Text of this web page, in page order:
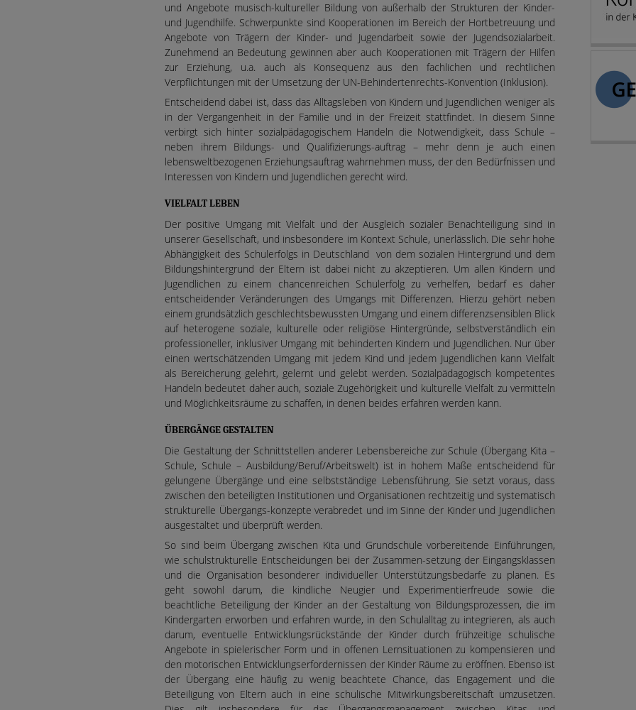
und Angebote musisch-kultureller Bildung von außerhalb der Strukturen der Kinder-
und Jugendhilfe. Schwerpunkte sind Kooperationen im Bereich der Hortbetreuung und
Angebote von Trägern der Kinder- und Jugendarbeit sowie der Jugendsozialarbeit.
Zunehmend an Bedeutung gewinnen aber auch Kooperationen mit Trägern der Hilfen
zur Erziehung, u.a. auch als Konsequenz aus den fachlichen und rechtlichen
Verpflichtungen mit der Umsetzung der UN-Behindertenrechts-Konvention (Inklusion).
Entscheidend dabei ist, dass das Alltagsleben von Kindern und Jugendlichen weniger als
in der Vergangenheit in der Familie und in der Freizeit stattfindet. In diesem Sinne
verbirgt sich hinter sozialpädagogischem Handeln die Notwendigkeit, dass Schule –
neben ihrem Bildungs- und Qualifizierungs-auftrag – mehr denn je auch einen
lebensweltbezogenen Erziehungsauftrag wahrnehmen muss, der den Bedürfnissen und
Interessen von Kindern und Jugendlichen gerecht wird.
VIELFALT LEBEN
Der positive Umgang mit Vielfalt und der Ausgleich sozialer Benachteiligung sind in
unserer Gesellschaft, und insbesondere im Kontext Schule, unerlässlich. Die sehr hohe
Abhängigkeit des Schulerfolgs in Deutschland von dem sozialen Hintergrund und dem
Bildungshintergrund der Eltern ist dabei nicht zu akzeptieren. Um allen Kindern und
Jugendlichen zu einem chancenreichen Schulerfolg zu verhelfen, bedarf es daher
entscheidender Veränderungen des Umgangs mit Differenzen. Hierzu gehört neben
einem grundsätzlich geschlechtsbewussten Umgang und einem differenzsensiblen Blick
auf heterogene soziale, kulturelle oder religiöse Hintergründe, selbstverständlich ein
professioneller, inklusiver Umgang mit behinderten Kindern und Jugendlichen. Nur über
einen wertschätzenden Umgang mit jedem Kind und jedem Jugendlichen kann Vielfalt
als Bereicherung gelehrt, gelernt und gelebt werden. Sozialpädagogisch kompetentes
Handeln bedeutet daher auch, soziale Zugehörigkeit und kulturelle Vielfalt zu vermitteln
und Möglichkeitsräume zu schaffen, in denen beides erfahren werden kann.
ÜBERGÄNGE GESTALTEN
Die Gestaltung der Schnittstellen anderer Lebensbereiche zur Schule (Übergang Kita –
Schule, Schule – Ausbildung/Beruf/Arbeitswelt) ist in hohem Maße entscheidend für
gelungene Übergänge und eine selbstständige Lebensführung. Sie setzt voraus, dass
zwischen den beteiligten Institutionen und Organisationen rechtzeitig und systematisch
strukturelle Übergangs-konzepte verabredet und im Sinne der Kinder und Jugendlichen
ausgestaltet und überprüft werden.
So sind beim Übergang zwischen Kita und Grundschule vorbereitende Einführungen,
wie schulstrukturelle Entscheidungen bei der Zusammen-setzung der Eingangsklassen
und die Organisation besonderer individueller Unterstützungsbedarfe zu planen. Es
geht sowohl darum, die kindliche Neugier und Experimentierfreude sowie die
beachtliche Beteiligung der Kinder an der Gestaltung von Bildungsprozessen, die im
Kindergarten erworben und erfahren wurde, in den Schulalltag zu integrieren, als auch
darum, eventuelle Entwicklungsrückstände der Kinder durch frühzeitige schulische
Angebote in spielerischer Form und in offenen Lernsituationen zu kompensieren und
den motorischen Entwicklungserfordernissen der Kinder Räume zu eröffnen. Ebenso ist
der Übergang eine häufig zu wenig beachtete Chance, das Engagement und die
Beteiligung von Eltern auch in eine schulische Mitwirkungsbereitschaft umzusetzen.